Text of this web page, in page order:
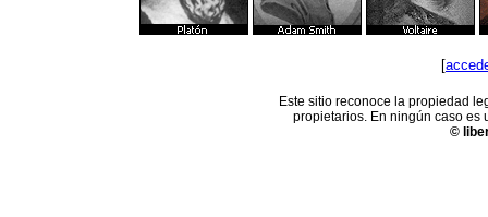
[
Este sitio reconoce la propiedad
propietarios. En ningún caso es
©